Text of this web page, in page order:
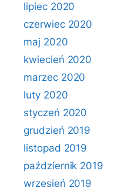
lipiec 2020
czerwiec 2020
maj 2020
kwiecień 2020
marzec 2020
luty 2020
styczeń 2020
grudzień 2019
listopad 2019
październik 2019
wrzesień 2019